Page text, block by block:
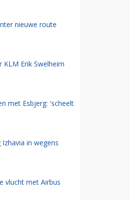
nieuwe route
Erik Swelheim
met Esbjerg: 'scheelt
in wegens
vlucht met Airbus